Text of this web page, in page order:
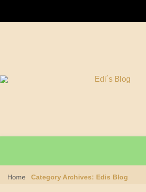
Home Category Archives: Edis Blog